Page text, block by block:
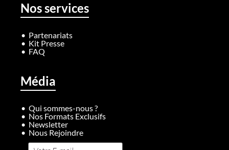
Nos services
Partenariats
Kit Presse
FAQ
Média
Qui sommes-nous ?
Nos Formats Exclusifs
Newsletter
Nous Rejoindre